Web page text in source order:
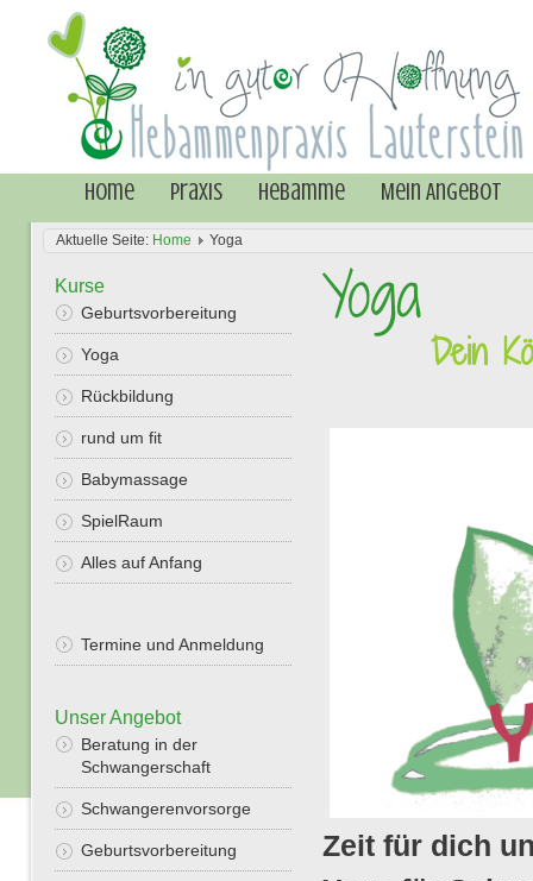
Home Praxis Hebamme Mein Angebot
Aktuelle Seite: Home Yoga
Kurse
Geburtsvorbereitung
Yoga
Rückbildung
rund um fit
Babymassage
SpielRaum
Alles auf Anfang
Termine und Anmeldung
Unser Angebot
Beratung in der
Schwangerschaft
Schwangerenvorsorge
Geburtsvorbereitung
Yoga
Dein
Zeit für dich